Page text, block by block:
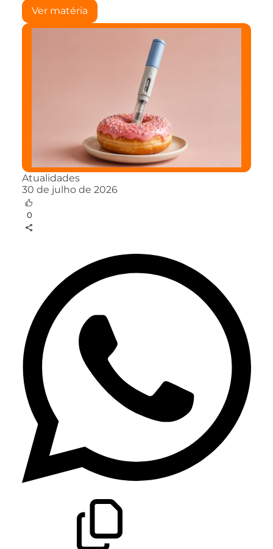
Ver matéria
Atualidades
30 de julho de 2026
0